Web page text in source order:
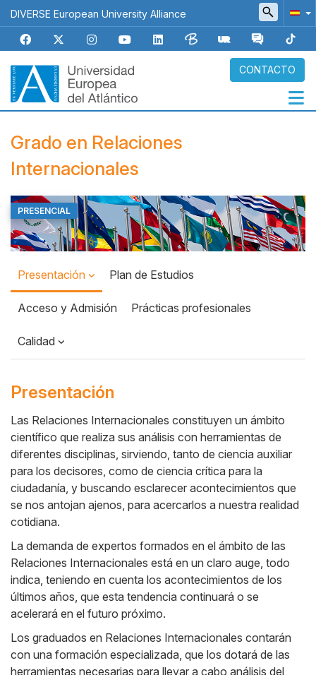
Pasar
al
contenido
principal
DIVERSE European University Alliance
CONTACTO
Navegación
principal
Grado en Relaciones
Internacionales
Top
Banner
PRESENCIAL
Presentación Plan de Estudios
Acceso y Admisión Prácticas profesionales
Calidad
Presentación
Cuerpo
Las Relaciones Internacionales constituyen un ámbito
científico que realiza sus análisis con herramientas de
diferentes disciplinas, sirviendo, tanto de ciencia auxiliar
para los decisores, como de ciencia crítica para la
ciudadanía, y buscando esclarecer acontecimientos que
se nos antojan ajenos, para acercarlos a nuestra realidad
cotidiana.
La demanda de expertos formados en el ámbito de las
Relaciones Internacionales está en un claro auge, todo
indica, teniendo en cuenta los acontecimientos de los
últimos años, que esta tendencia continuará o se
acelerará en el futuro próximo.
Los graduados en Relaciones Internacionales contarán
con una formación especializada, que los dotará de las
herramientas necesarias para llevar a cabo análisis del